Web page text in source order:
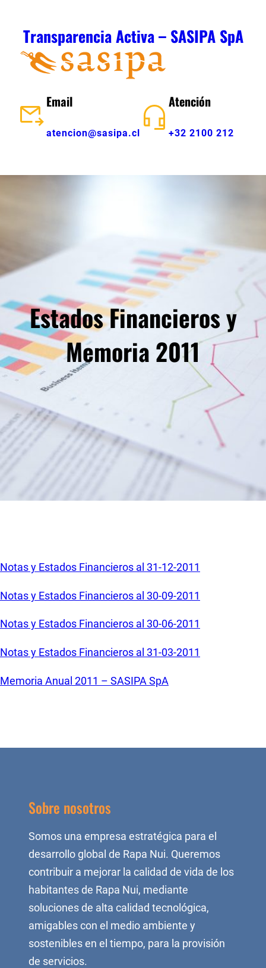
contentTransparencia Activa – SASIPA SpA
Email
atencion@sasipa.cl
Atención
+32 2100 212
Estados Financieros y
Memoria 2011
Notas y Estados Financieros al 31-12-2011
Notas y Estados Financieros al 30-09-2011
Notas y Estados Financieros al 30-06-2011
Notas y Estados Financieros al 31-03-2011
Memoria Anual 2011 – SASIPA SpA
Sobre nosotros
Somos una empresa estratégica para el
desarrollo global de Rapa Nui. Queremos
contribuir a mejorar la calidad de vida de los
habitantes de Rapa Nui, mediante
soluciones de alta calidad tecnológica,
amigables con el medio ambiente y
sostenibles en el tiempo, para la provisión
de servicios.